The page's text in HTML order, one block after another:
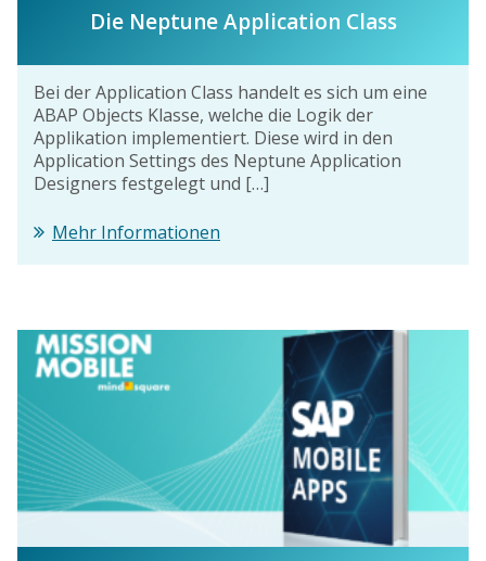
Die Neptune Application Class
Bei der Application Class handelt es sich um eine
ABAP Objects Klasse, welche die Logik der
Applikation implementiert. Diese wird in den
Application Settings des Neptune Application
Designers festgelegt und […]
Mehr Informationen